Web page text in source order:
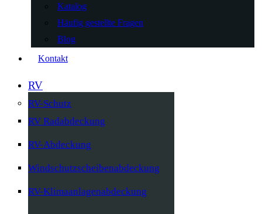
Katalog
Häufig gestellte Fragen
Blog
Kontakt
RV
RV-Schutz
RV Radabdeckung
RV-Abdeckung
Windschutzscheibenabdeckung
RV-Klimaanlagenabdeckung